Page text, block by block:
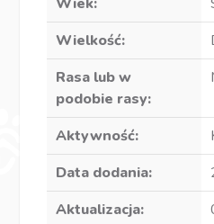
Wielkość:
Rasa lub w
podobie rasy:
Aktywność:
Data dodania:
Aktualizacja: